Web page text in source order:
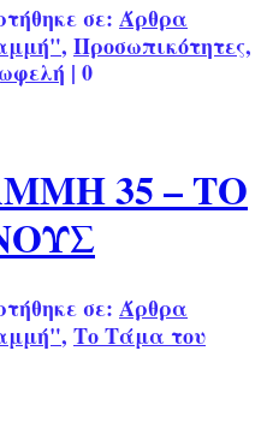
σε: Άρθρα
, Προσωπικότητες,
| 0
35 – ΤΟ
σε: Άρθρα
, Το Τάμα του